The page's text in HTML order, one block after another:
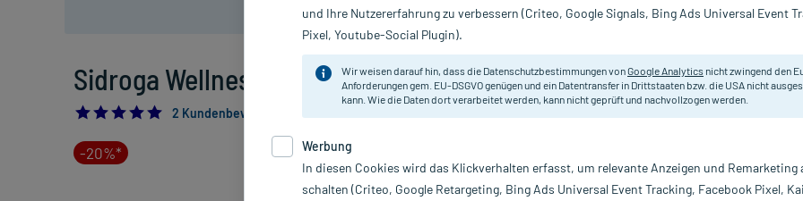
Nur für kurze Zeit:Gratis-Versand* ab 19€ Mindestbestellwert!
Sidroga Wellness Basentee, 20X1.5 g
5.0
2 Kundenbewertungen*
-20%*
Sidroga
Basische Kräuterteemischung.
PZN:
Hersteller:
und Ihre Nutzererfahrung zu verbessern (Criteo, Google Signals, Bing Ads Universal Event
Pixel, Youtube-Social Plugin).
Wir weisen darauf hin, dass die Datenschutzbestimmungen vonGoogle Analytics nicht zwingend den
Anforderungen gem. EU-DSGVO genügen und ein Datentransfer in Drittstaaten bzw. die USA nicht
kann. Wie die Daten dort verarbeitet werden, kann nicht geprüft und nachvollzogen werden.
Werbung
In diesen Cookies wird das Klickverhalten erfasst, um relevante Anzeigen und Remarketing
schalten (Criteo, Google Retargeting, Bing Ads Universal Event Tracking, Facebook Pixel,